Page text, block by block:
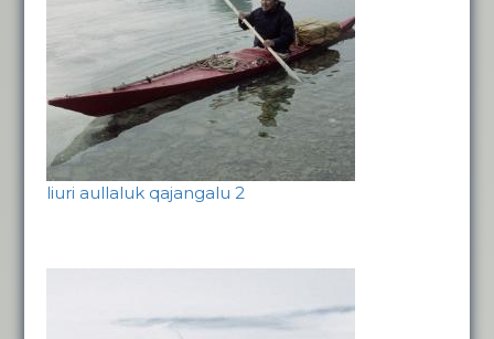
liuri aullaluk qajangalu 2